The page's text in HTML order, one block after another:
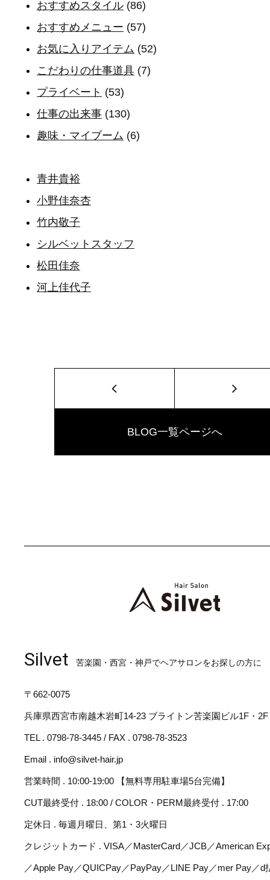
おすすめスタイル (86)
おすすめメニュー (57)
お気に入りアイテム (52)
こだわりの仕事道具 (7)
プライベート (53)
仕事の出来事 (130)
趣味・マイブーム (6)
青井貴裕
小野佳奈杏
竹内敬子
シルベットスタッフ
松田佳奈
河上佳代子
BLOG一覧ページへ
Silvet 苦楽園・西宮・神戸でヘアサロンをお探しの方に
〒662-0075
兵庫県西宮市南越木岩町14-23 ブライトン苦楽園ビル1F・2F
TEL . 0798-78-3445 / FAX . 0798-78-3523
Email . info@silvet-hair.jp
営業時間 . 10:00-19:00 【無料専用駐車場5台完備】
CUT最終受付 . 18:00 / COLOR・PERM最終受付 . 17:00
定休日 . 毎週月曜日、第1・3火曜日
クレジットカード . VISA／MasterCard／JCB／American
／Apple Pay／QUICPay／PayPay／LINE Pay／mer Pay／d